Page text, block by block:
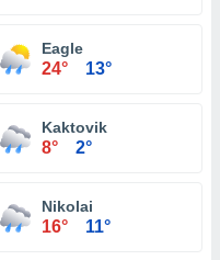
Eagle
24° 13°
Kaktovik
8° 2°
Nikolai
16° 11°